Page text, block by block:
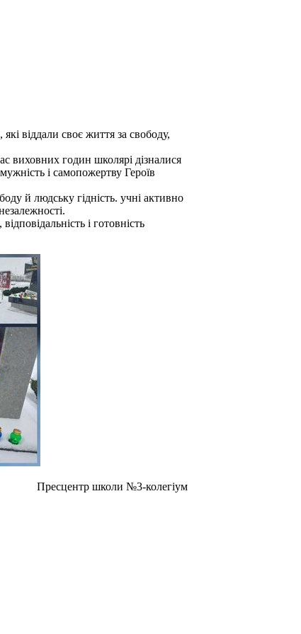
віддали своє життя за свободу,
виховних годин школярі дізналися
і самопожертву Героїв
й людську гідність. учні активно
і готовність
Пресцентр школи №3-колегіум